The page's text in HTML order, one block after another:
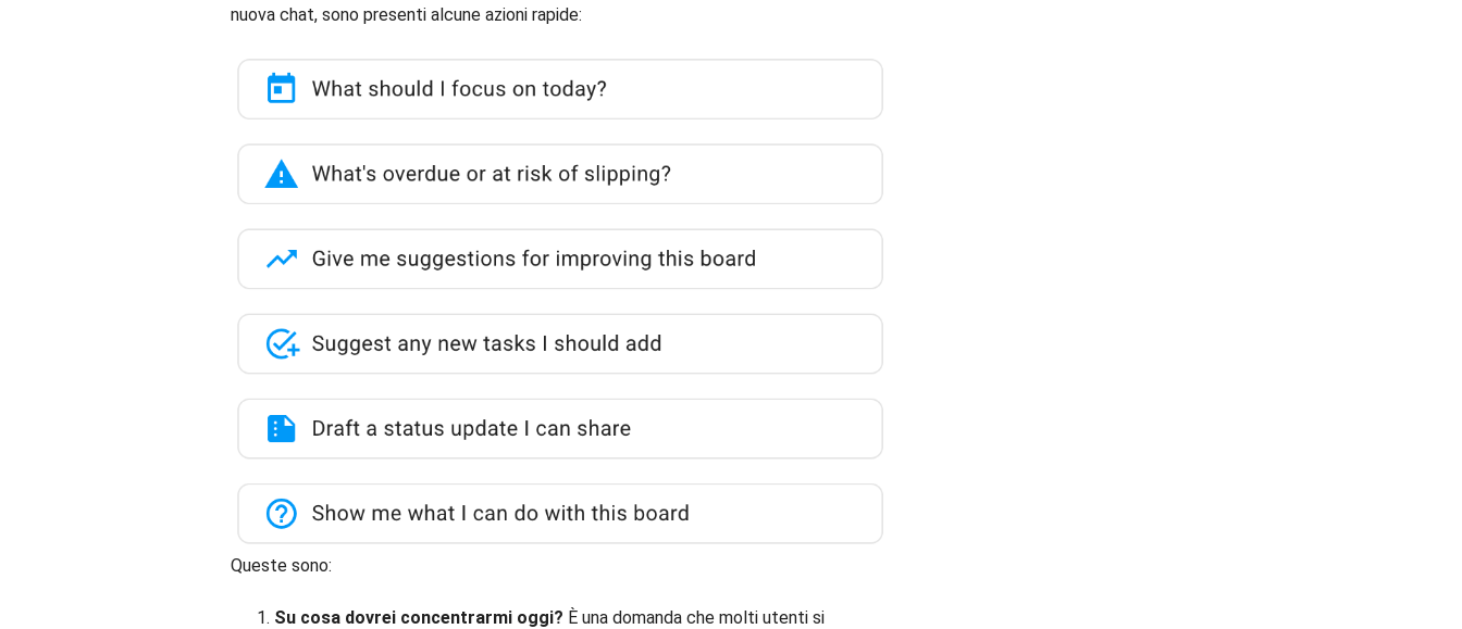
nuova chat, sono presenti alcune azioni rapide:
Queste sono:
Su cosa dovrei concentrarmi oggi? È una domanda che molti utenti si